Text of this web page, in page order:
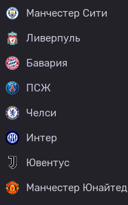
Манчестер Сити
Ливерпуль
Бавария
ПСЖ
Челси
Интер
Ювентус
Манчестер Юнайтед